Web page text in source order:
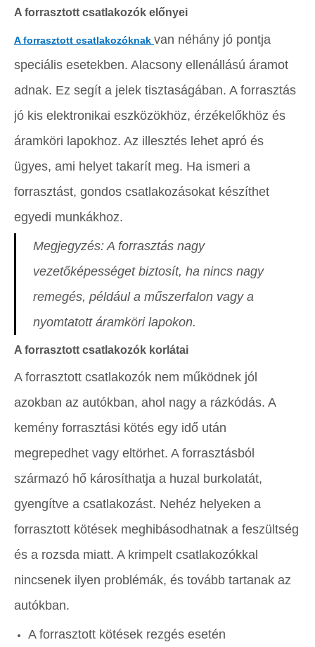
A forrasztott csatlakozók előnyei
A forrasztott csatlakozóknak van néhány jó pontja
speciális esetekben. Alacsony ellenállású áramot
adnak. Ez segít a jelek tisztaságában. A forrasztás
jó kis elektronikai eszközökhöz, érzékelőkhöz és
áramköri lapokhoz. Az illesztés lehet apró és
ügyes, ami helyet takarít meg. Ha ismeri a
forrasztást, gondos csatlakozásokat készíthet
egyedi munkákhoz.
Megjegyzés: A forrasztás nagy
vezetőképességet biztosít, ha nincs nagy
remegés, például a műszerfalon vagy a
nyomtatott áramköri lapokon.
A forrasztott csatlakozók korlátai
A forrasztott csatlakozók nem működnek jól
azokban az autókban, ahol nagy a rázkódás. A
kemény forrasztási kötés egy idő után
megrepedhet vagy eltörhet. A forrasztásból
származó hő károsíthatja a huzal burkolatát,
gyengítve a csatlakozást. Nehéz helyeken a
forrasztott kötések meghibásodhatnak a feszültség
és a rozsda miatt. A krimpelt csatlakozókkal
nincsenek ilyen problémák, és tovább tartanak az
autókban.
A forrasztott kötések rezgés esetén